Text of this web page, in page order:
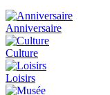
Anniversaire
Culture
Loisirs